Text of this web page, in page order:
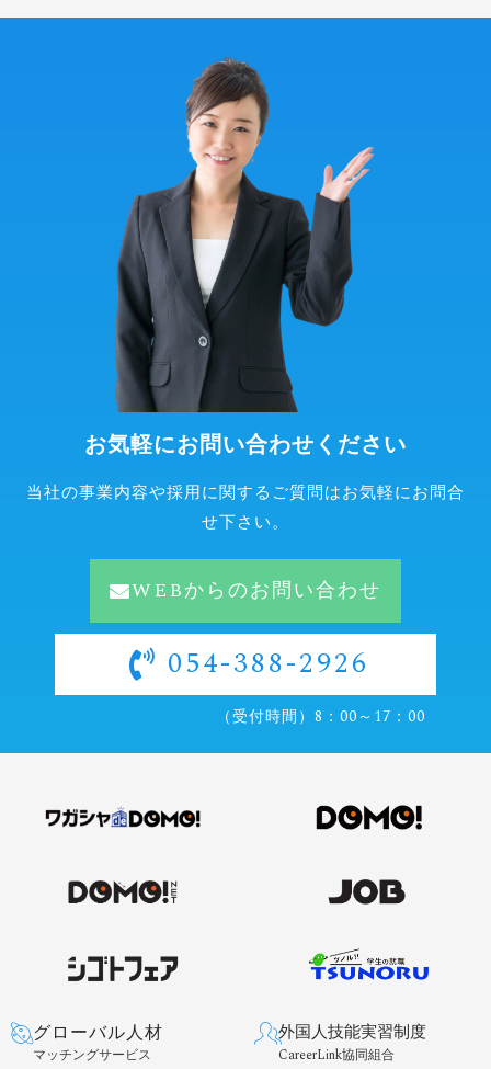
お気軽にお問い合わせください
当社の事業内容や採用に関するご質問はお気軽にお問合
せ下さい。
WEBからのお問い合わせ
054-388-2926
（受付時間）8：00～17：00
グローバル人材
マッチングサービス
外国人技能実習制度
CareerLink協同組合